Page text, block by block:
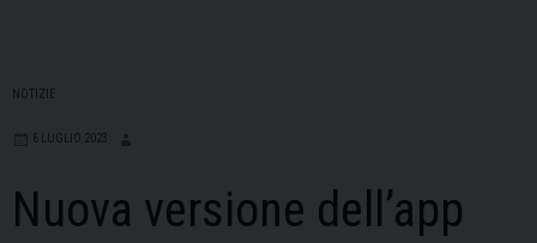
NOTIZIE
6 LUGLIO 2023
Nuova versione dell’app